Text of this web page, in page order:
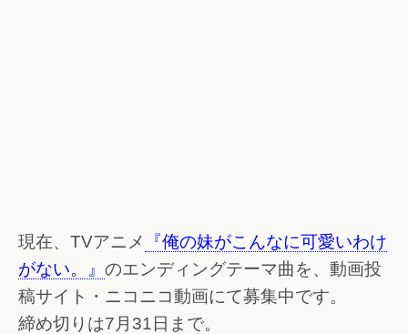
現在、TVアニメ
『俺の妹がこんなに可愛いわけ
がない。』 のエンディングテーマ曲を、動画投
稿サイト・ニコニコ動画にて募集中です。
締め切りは7月31日まで。